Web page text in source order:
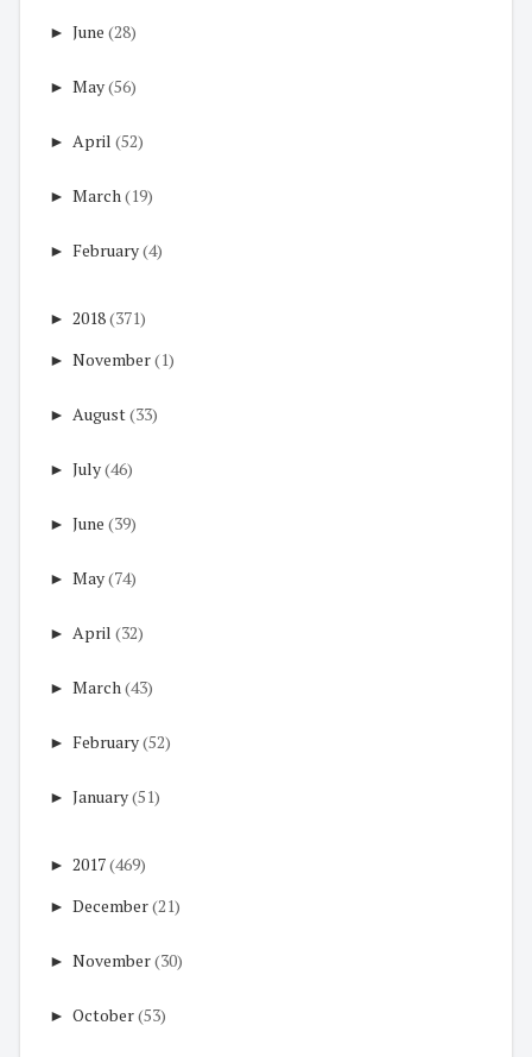
► June (28)
► May(56)
► April (52)
► March(19)
► February(4)
► 2018(371)
► November(1)
► August(33)
► July(46)
► June (39)
► May(74)
► April (32)
► March(43)
► February(52)
► January(51)
► 2017(469)
► December(21)
► November(30)
► October(53)